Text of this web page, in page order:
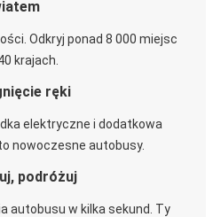
Odkryj ponad 8 000 miejsc
krajach.
ręki
elektryczne i dodatkowa
nowoczesne autobusy.
podróżuj
autobusu w kilka sekund. Ty